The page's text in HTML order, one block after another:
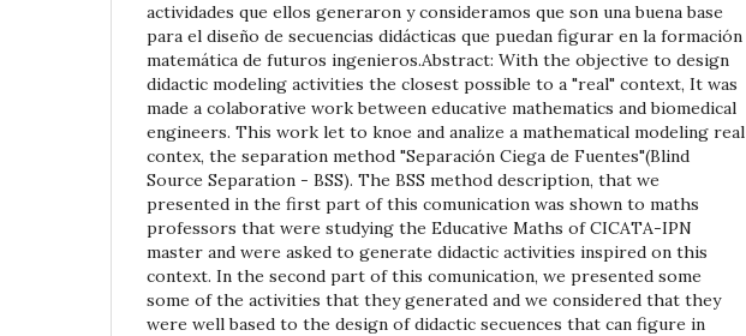
actividades que ellos generaron y consideramos que son una buena base
para el diseño de secuencias didácticas que puedan figurar en la formación
matemática de futuros ingenieros.Abstract: With the objective to design
didactic modeling activities the closest possible to a "real" context, It was
made a colaborative work between educative mathematics and biomedical
engineers. This work let to knoe and analize a mathematical modeling real
contex, the separation method "Separación Ciega de Fuentes"(Blind
Source Separation - BSS). The BSS method description, that we
presented in the first part of this comunication was shown to maths
professors that were studying the Educative Maths of CICATA-IPN
master and were asked to generate didactic activities inspired on this
context. In the second part of this comunication, we presented some
some of the activities that they generated and we considered that they
were well based to the design of didactic secuences that can figure in